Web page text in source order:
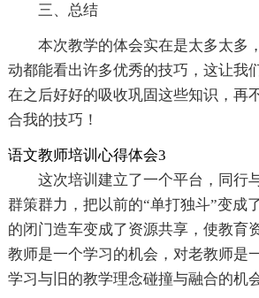
三、总结
本次教学的体会实在是太多太多
动都能看出许多优秀的技巧，这让我
在之后好好的吸收巩固这些知识，再
合我的技巧！
语文教师培训心得体会3
这次培训建立了一个平台，同行
群策群力，把以前的“单打独斗”变成
的闭门造车变成了资源共享，使教育
教师是一个学习的机会，对老教师是
学习与旧的教学理念碰撞与融合的机会